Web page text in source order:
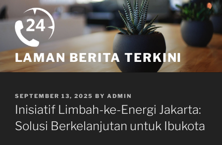
Skip
to
content
LAMAN BERITA TERKINI
POSTED
ON
SEPTEMBER 13, 2025 BY ADMIN
Inisiatif Limbah-ke-Energi Jakarta:
Solusi Berkelanjutan untuk Ibukota